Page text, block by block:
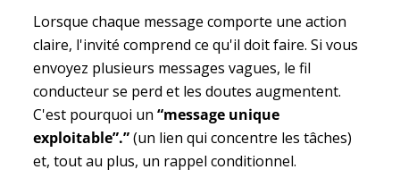
Lorsque chaque message comporte une action
claire, l'invité comprend ce qu'il doit faire. Si vous
envoyez plusieurs messages vagues, le fil
conducteur se perd et les doutes augmentent.
C'est pourquoi un “message unique
exploitable”.”(un lien qui concentre les tâches)
et, tout au plus, un rappel conditionnel.